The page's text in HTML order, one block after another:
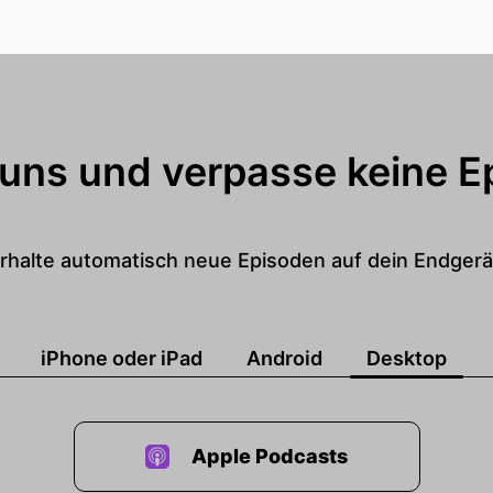
und verpasse keine
automatisch neue Episoden auf dein
iPhone oder iPad Android Desktop
Apple Podcasts